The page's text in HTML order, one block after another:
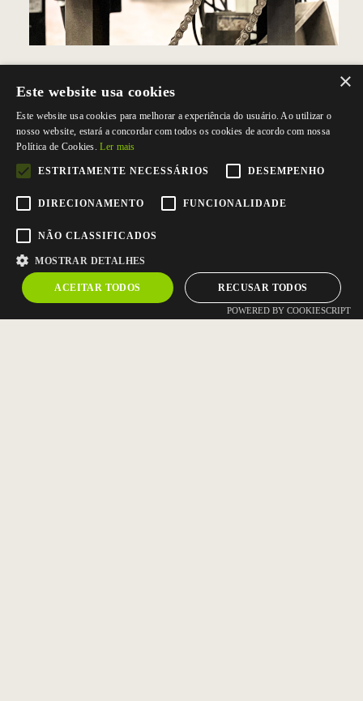
CONTACTE-NOS
+351 256 824 450 (Chamada para a rede fixa nacional)
Fax +351 256 838 740
Rua dos Açores, 75 Zona Industrial nº1
3700-018 S. João da Madeira
E:geral@gralim.pt
×
Este website usa cookies
Este website usa cookies para melhorar a experiência do usuário. Ao utilizar o
nosso website, estará a concordar com todos os cookies de acordo com nossa
Política de Cookies.Ler mais
ESTRITAMENTE NECESSÁRIOS DESEMPENHO
DIRECIONAMENTO FUNCIONALIDADE
NÃO CLASSIFICADOS
MOSTRAR DETALHES
ACEITAR TODOS RECUSAR TODOS
POWERED BY COOKIESCRIPT